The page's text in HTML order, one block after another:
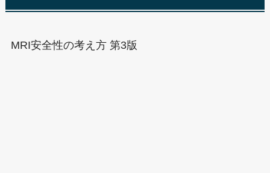
MRI安全性の考え方 第3版